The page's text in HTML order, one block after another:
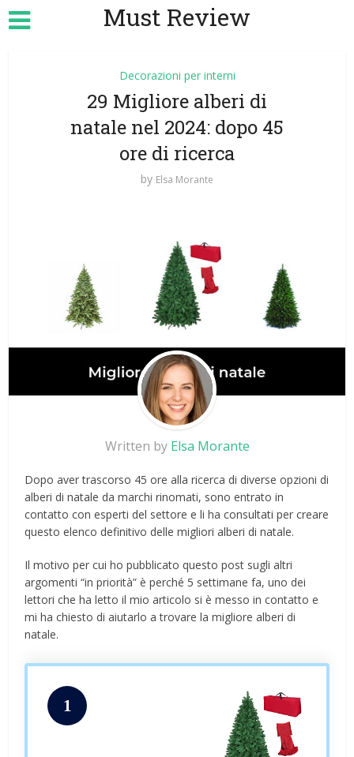
Must Review
Decorazioni per interni
29 Migliore alberi di
natale nel 2024: dopo 45
ore di ricerca
by Elsa Morante
Written by Elsa Morante
Dopo aver trascorso 45 ore alla ricerca di diverse opzioni di
alberi di natale da marchi rinomati, sono entrato in
contatto con esperti del settore e li ha consultati per creare
questo elenco definitivo delle migliori alberi di natale.
Il motivo per cui ho pubblicato questo post sugli altri
argomenti “in priorità” è perché 5 settimane fa, uno dei
lettori che ha letto il mio articolo si è messo in contatto e
mi ha chiesto di aiutarlo a trovare la migliore alberi di
natale.
1